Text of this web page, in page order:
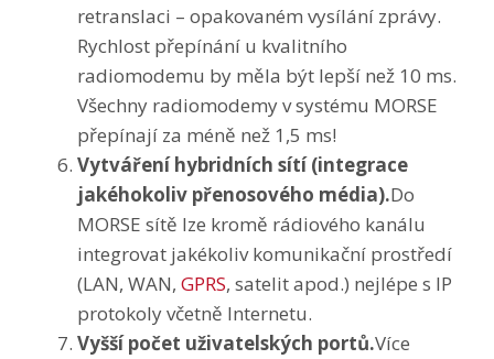
retranslaci – opakovaném vysílání zprávy.
Rychlost přepínání u kvalitního
radiomodemu by měla být lepší než 10 ms.
Všechny radiomodemy v systému MORSE
přepínají za méně než 1,5 ms!
Vytváření hybridních sítí (integrace
jakéhokoliv přenosového média).Do
MORSE sítě lze kromě rádiového kanálu
integrovat jakékoliv komunikační prostředí
(LAN, WAN, GPRS, satelit apod.) nejlépe s IP
protokoly včetně Internetu.
Vyšší počet uživatelských portů.Více